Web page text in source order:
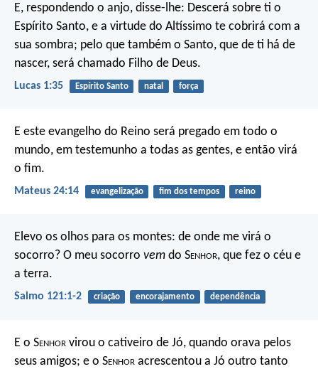
E, respondendo o anjo, disse-lhe: Descerá sobre ti o
Espírito Santo, e a virtude do Altíssimo te cobrirá com a
sua sombra; pelo que também o Santo, que de ti há de
nascer, será chamado Filho de Deus.
Lucas 1:35 Espírito Santo natal força
E este evangelho do Reino será pregado em todo o
mundo, em testemunho a todas as gentes, e então virá
o fim.
Mateus 24:14 evangelização fim dos tempos reino
Elevo os olhos para os montes: de onde me virá o
socorro? O meu socorro vem do Senhor, que fez o céu e
a terra.
Salmo 121:1-2 criação encorajamento dependência
E o Senhor virou o cativeiro de Jó, quando orava pelos
seus amigos; e o Senhor acrescentou a Jó outro tanto